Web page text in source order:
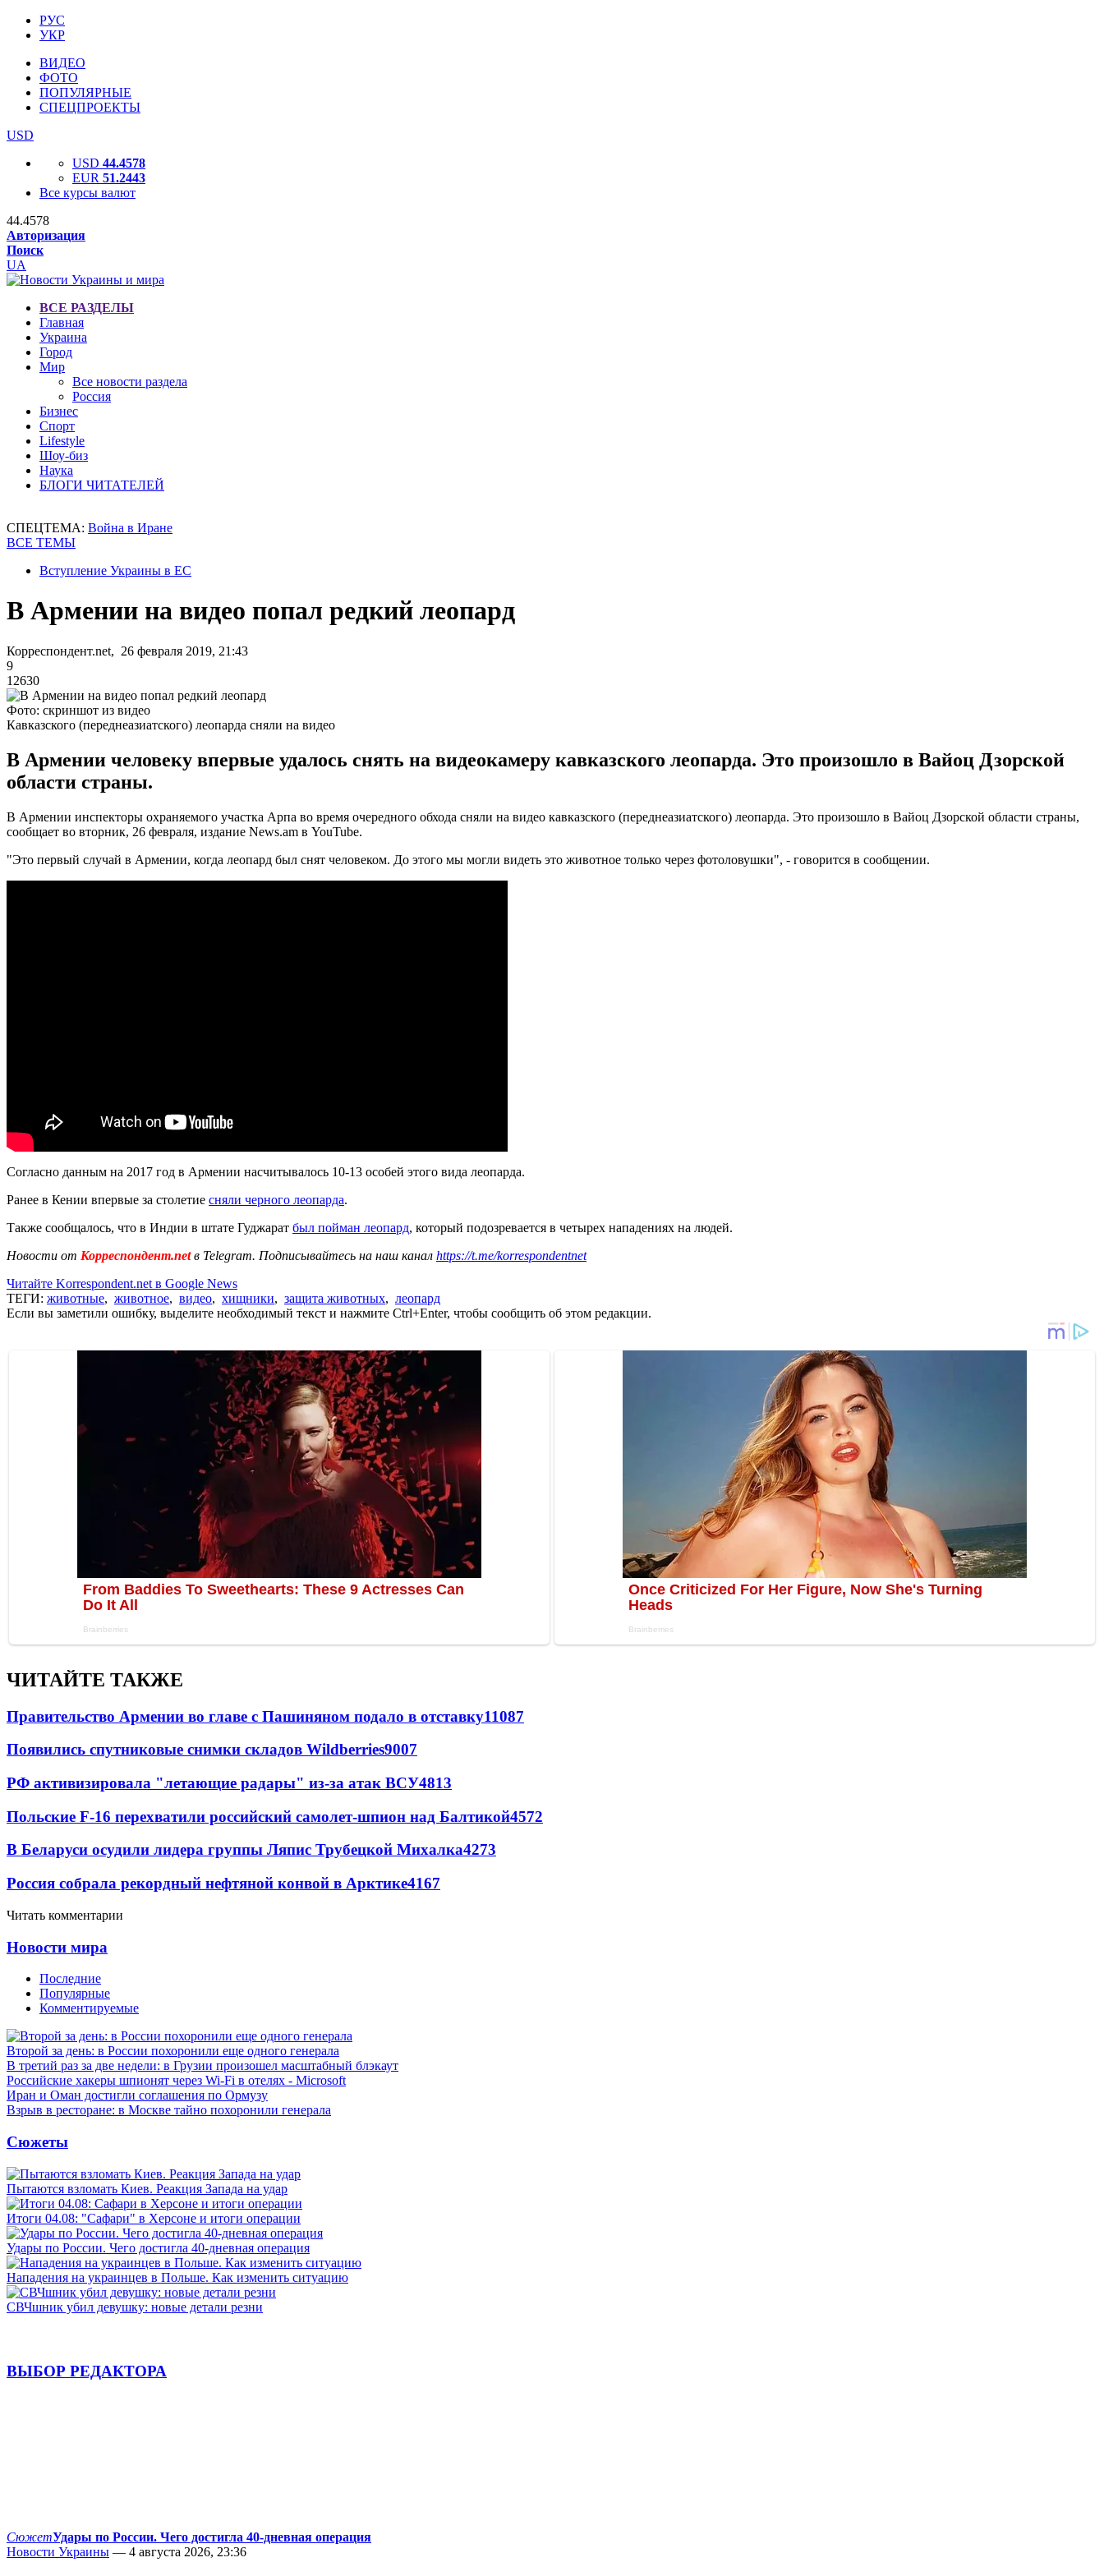
РУС
УКР
ВИДЕО
ФОТО
ПОПУЛЯРНЫЕ
СПЕЦПРОЕКТЫ
USD
USD 44.4578
EUR 51.2443
Все курсы валют
44.4578
Авторизация
Поиск
UA
ВСЕ РАЗДЕЛЫ
Главная
Украина
Город
Мир
Все новости раздела
Россия
Бизнес
Спорт
Lifestyle
Шоу-биз
Наука
БЛОГИ ЧИТАТЕЛЕЙ
СПЕЦТЕМА: Война в Иране
ВСЕ ТЕМЫ
Вступление Украины в ЕС
В Армении на видео попал редкий леопард
Корреспондент.net, 26 февраля 2019, 21:43
9
12630
Фото: скриншот из видео
Кавказского (переднеазиатского) леопарда сняли на видео
В Армении человеку впервые удалось снять на видеокамеру кавказского леопарда. Это произошло в Вайоц Дзорской
области страны.
В Армении инспекторы охраняемого участка Арпа во время очередного обхода сняли на видео кавказского (переднеазиатского) леопарда. Это произошло в Вайоц Дзорской области страны,
сообщает во вторник, 26 февраля, издание News.am в YouTube.
"Это первый случай в Армении, когда леопард был снят человеком. До этого мы могли видеть это животное только через фотоловушки", - говорится в сообщении.
Согласно данным на 2017 год в Армении насчитывалось 10-13 особей этого вида леопарда.
Ранее в Кении впервые за столетие сняли черного леопарда.
Также сообщалось, что в Индии в штате Гуджарат был пойман леопард, который подозревается в четырех нападениях на людей.
Новости от Корреспондент.netв Telegram. Подписывайтесь на наш канал https://t.me/korrespondentnet
Читайте Korrespondent.net в Google News
ТЕГИ: животные, животное, видео, хищники, защита животных, леопард
Если вы заметили ошибку, выделите необходимый текст и нажмите Ctrl+Enter, чтобы сообщить об этом редакции.
ЧИТАЙТЕ ТАКЖЕ
Правительство Армении во главе с Пашиняном подало в отставку11087
Появились спутниковые снимки складов Wildberries9007
РФ активизировала "летающие радары" из-за атак ВСУ4813
Польские F-16 перехватили российский самолет-шпион над Балтикой4572
В Беларуси осудили лидера группы Ляпис Трубецкой Михалка4273
Россия собрала рекордный нефтяной конвой в Арктике4167
Читать комментарии
Новости мира
Последние
Популярные
Комментируемые
Второй за день: в России похоронили еще одного генерала
В третий раз за две недели: в Грузии произошел масштабный блэкаут
Российские хакеры шпионят через Wi-Fi в отелях - Microsoft
Иран и Оман достигли соглашения по Ормузу
Взрыв в ресторане: в Москве тайно похоронили генерала
Сюжеты
Пытаются взломать Киев. Реакция Запада на удар
Итоги 04.08: "Сафари" в Херсоне и итоги операции
Удары по России. Чего достигла 40-дневная операция
Нападения на украинцев в Польше. Как изменить ситуацию
СВЧшник убил девушку: новые детали резни
ВЫБОР РЕДАКТОРА
СюжетУдары по России. Чего достигла 40-дневная операция
Новости Украины — 4 августа 2026, 23:36